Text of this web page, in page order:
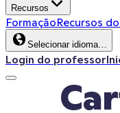
Recursos
FormaçãoRecursos
Selecionar idioma…
Login do professor